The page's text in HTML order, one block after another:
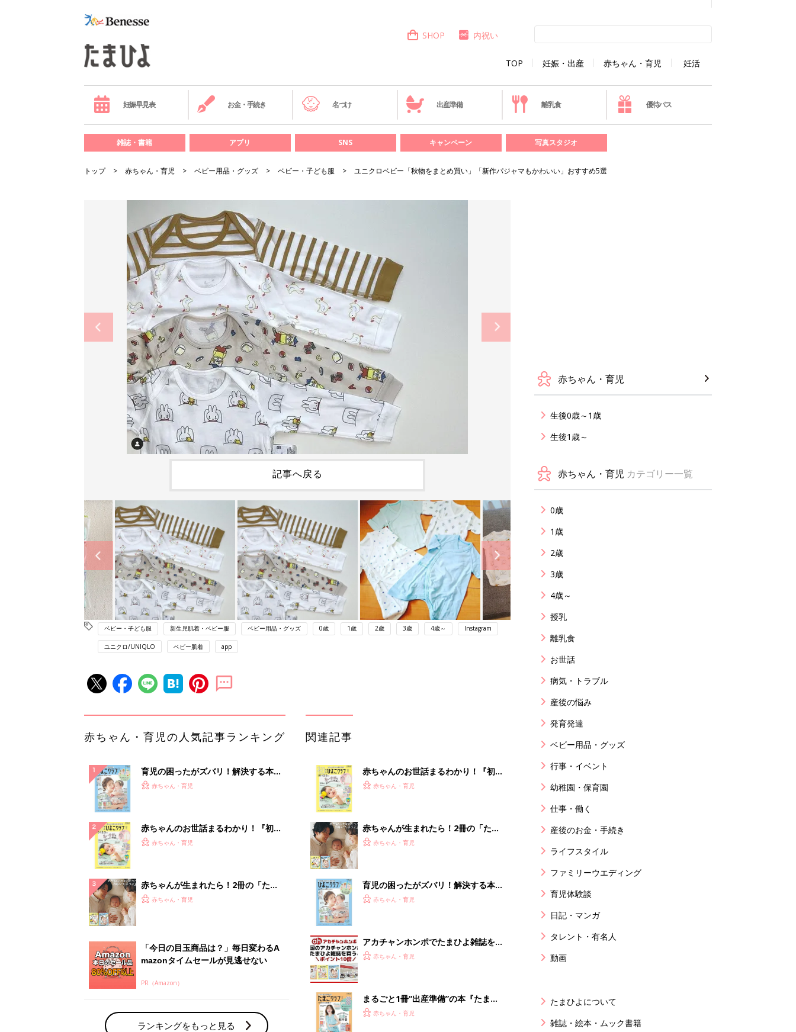
TOP 妊娠・出産 赤ちゃん・育児 妊活
SHOP 内祝い
妊娠早見表 お金・手続き 名づけ 出産準備 離乳食 優待パス
雑誌・書籍 アプリ SNS キャンペーン 写真スタジオ
トップ 赤ちゃん・育児 ベビー用品・グッズ ベビー・子ども服 ユニクロベビー「秋物をまとめ買い」「新作パジャマもかわいい」おすすめ5選
記事へ戻る
ベビー・子ども服 新生児肌着・ベビー服 ベビー用品・グッズ 0歳 1歳 2歳 3歳 4歳～ Instagram
ユニクロ/UNIQLO ベビー肌着 app
赤ちゃん・育児の人気記事ランキング
育児の困ったがズバリ！解決する本
『ひよこクラブ 夏号』 4カ月～2才
赤ちゃん・育児
赤ちゃんのお世話まるわかり！『初め
てのひよこクラブ 夏号』〈巻頭大特
解決テク
赤ちゃん・育児
赤ちゃんが生まれたら！2冊の「たま
ひよ」
赤ちゃん・育児
「今日の目玉商品は？」毎日変わるA
mazonタイムセールが見逃せない
PR（Amazon）
ランキングをもっと見る
関連記事
赤ちゃんのお世話まるわかり！『初め
てのひよこクラブ 夏号』〈巻頭大特
解決テク
赤ちゃん・育児
赤ちゃんが生まれたら！2冊の「たま
ひよ」
赤ちゃん・育児
育児の困ったがズバリ！解決する本
『ひよこクラブ 夏号』 4カ月～2才
赤ちゃん・育児
アカチャンホンポでたまひよ雑誌を買
うとポイント10倍【期間限定】
赤ちゃん・育児
まるごと1冊“出産準備”の本『たまご
クラブ 夏号』〈スペシャル大特集〉
赤ちゃん・育児
赤ちゃん・育児
生後0歳～1歳
生後1歳～
赤ちゃん・育児 カテゴリー一覧
0歳
1歳
2歳
3歳
4歳～
授乳
離乳食
お世話
病気・トラブル
産後の悩み
発育発達
ベビー用品・グッズ
行事・イベント
幼稚園・保育園
仕事・働く
産後のお金・手続き
ライフスタイル
ファミリーウエディング
育児体験談
日記・マンガ
タレント・有名人
動画
たまひよについて
雑誌・絵本・ムック書籍